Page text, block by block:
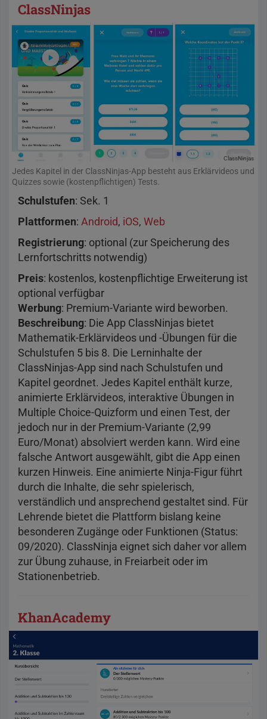
ClassNinjas
ClassNinjas
Jedes Kapitel in der ClassNinjas-App besteht aus Erklärvideos und
Quizzes sowie (kostenpflichtigen) Tests.
Schulstufen: Sek. 1
Plattformen: Android, iOS, Web
Registrierung: optional (zur Speicherung des
Lernfortschritts notwendig)
Preis: kostenlos, kostenpflichtige Erweiterung ist
optional verfügbar
Werbung: Premium-Variante wird beworben.
Beschreibung: Die App ClassNinjas bietet
Mathematik-Erklärvideos und -Übungen für die
Schulstufen 5 bis 8. Die Lerninhalte der
ClassNinjas-App sind nach Schulstufen und
Kapitel geordnet. Jedes Kapitel enthält kurze,
animierte Erklärvideos, interaktive Übungen in
Multiple Choice-Quizform und einen Test, der
jedoch nur in der Premium-Variante (2,99
Euro/Monat) absolviert werden kann. Wird eine
falsche Antwort ausgewählt, gibt die App einen
kurzen Hinweis. Eine animierte Ninja-Figur führt
durch die Inhalte, die sehr spielerisch,
verständlich und ansprechend gestaltet sind. Für
Lehrende bietet die Plattform bislang keine
besonderen Zugänge oder Funktionen (Status:
09/2020). ClassNinja eignet sich daher vor allem
zur Übung zuhause, in Freiarbeit oder im
Stationenbetrieb.
KhanAcademy